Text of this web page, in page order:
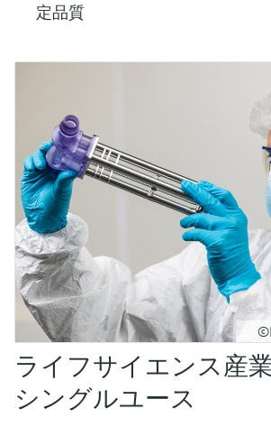
定品質
ライフサイエンス産
シングルユース